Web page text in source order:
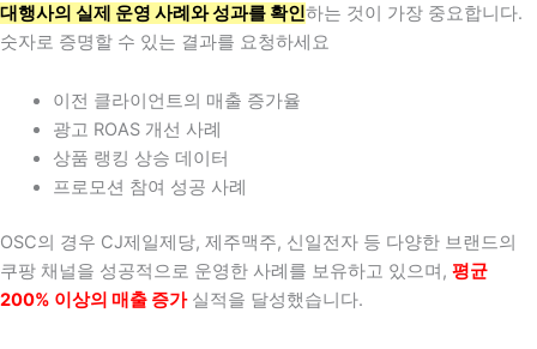
대행사의 실제 운영 사례와 성과를 확인하는 것이 가장 중요합니다.
숫자로 증명할 수 있는 결과를 요청하세요
이전 클라이언트의 매출 증가율
광고 ROAS 개선 사례
상품 랭킹 상승 데이터
프로모션 참여 성공 사례
OSC의 경우 CJ제일제당, 제주맥주, 신일전자 등 다양한 브랜드의
쿠팡 채널을 성공적으로 운영한 사례를 보유하고 있으며, 평균
200% 이상의 매출 증가실적을 달성했습니다.